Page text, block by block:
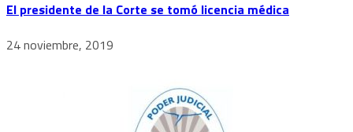
El presidente de la Corte se tomó licencia médica
24 noviembre, 2019